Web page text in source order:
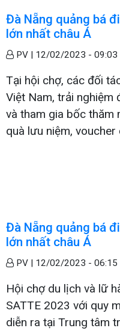
Đà Nẵng quảng bá
lớn nhất châu Á
PV | 12/02/2023 - 09:03
Tại hội chợ, các đối
Việt Nam, trải nghiệm
và tham gia bốc thăm
quà lưu niệm,
Đà Nẵng quảng bá
lớn nhất châu Á
PV | 12/02/2023 - 06:15
Hội chợ du lịch và lữ
SATTE 2023 với quy
diễn ra tại Trung tâm